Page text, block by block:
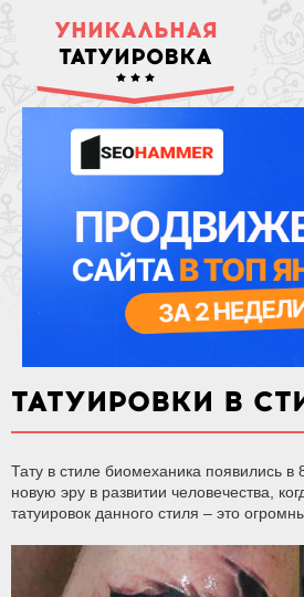
УНИКАЛЬНАЯ
ТАТУИРОВКА
ТАТУИРОВКИ В
Тату в стиле биомеханика появились
новую эру в развитии человечества,
татуировок данного стиля – это